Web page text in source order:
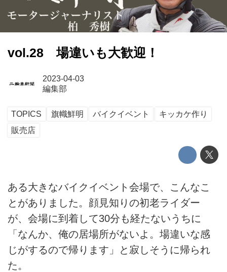
vol.28 場違いも大歓迎！
2023-04-03
編集部
TOPICS 旗幟鮮明 バイクイベント
キッカケ作り
販売店
ある大きなバイクイベント会場で、こんなこ
とがありました。顔見知りの初老ライダー
が、会場に到着して30分も経たないうちに
「なんか、俺の居場所がないよ。場違いな感
じがするので帰ります」と寂しそうに帰られ
た。